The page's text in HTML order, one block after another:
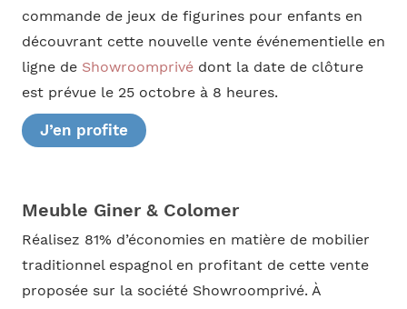
commande de jeux de figurines pour enfants en
découvrant cette nouvelle vente événementielle en
ligne de Showroomprivédont la date de clôture
est prévue le 25 octobre à 8 heures.
J’en profite
Meuble Giner & Colomer
Réalisez 81% d’économies en matière de mobilier
traditionnel espagnol en profitant de cette vente
proposée sur la société Showroomprivé. À